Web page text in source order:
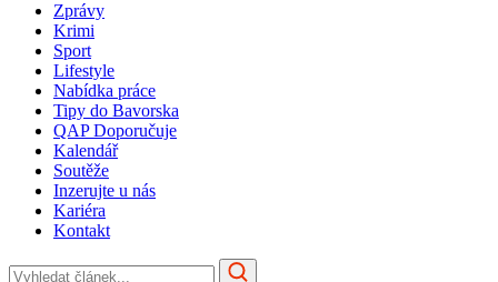
Zprávy
Krimi
Sport
Lifestyle
Nabídka práce
Tipy do Bavorska
QAP Doporučuje
Kalendář
Soutěže
Inzerujte u nás
Kariéra
Kontakt